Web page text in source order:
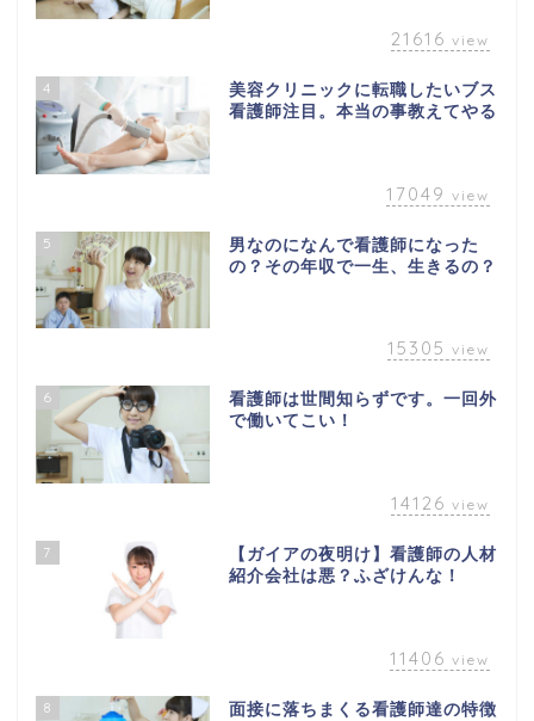
21616 view
4
美容クリニックに転職したいブス
看護師注目。本当の事教えてやる
17049 view
5
男なのになんで看護師になった
の？その年収で一生、生きるの？
15305 view
6
看護師は世間知らずです。一回外
で働いてこい！
14126 view
7
【ガイアの夜明け】看護師の人材
紹介会社は悪？ふざけんな！
11406 view
8
面接に落ちまくる看護師達の特徴